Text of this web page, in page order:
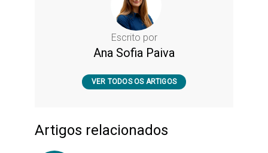
Escrito por
Ana Sofia Paiva
VER TODOS OS ARTIGOS
Artigos relacionados